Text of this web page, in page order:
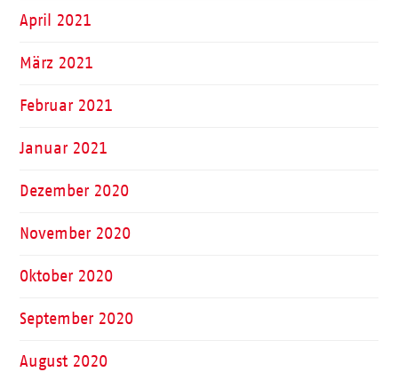
April 2021
März 2021
Februar 2021
Januar 2021
Dezember 2020
November 2020
Oktober 2020
September 2020
August 2020